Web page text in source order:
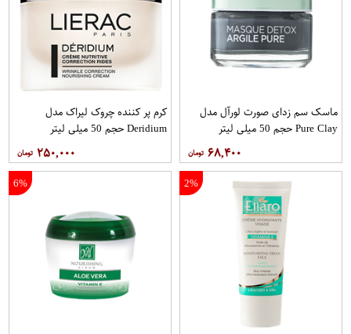
ماسک سم زدای صورت لورآل مدل
Pure Clay حجم 50 میلی لیتر
۶۸,۴۰۰
کرم پر کننده چروک لیراک مدل
Deridium حجم 50 میلی لیتر
۲۵۰,۰۰۰
2%
6%